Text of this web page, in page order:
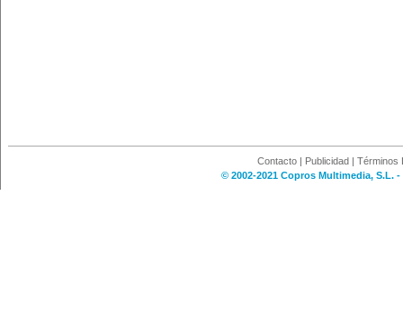
Contacto | Publicidad | Términos
© 2002-2021 Copros Multimedia, S.L.